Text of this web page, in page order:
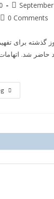
0 Comments
گذشته برای
حاضر شد.